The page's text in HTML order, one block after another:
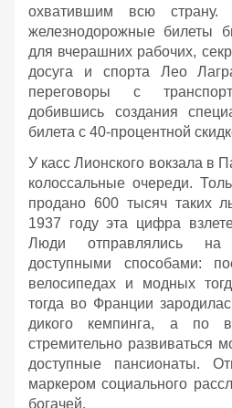
охватившим всю страну.
железнодорожные билеты
для вчерашних рабочих,
досуга и спорта Лео
переговоры с
добившись создания
билета с 40-процентной
У касс Лионского вокзала в
колоссальные очереди.
продано 600 тысяч таких
1937 году эта цифра
Люди отправлялись на
доступными способами:
велосипедах и модных
тогда во Франции
дикого кемпинга, а по
стремительно развиваться
доступные пансионаты.
маркером социального
богачей.